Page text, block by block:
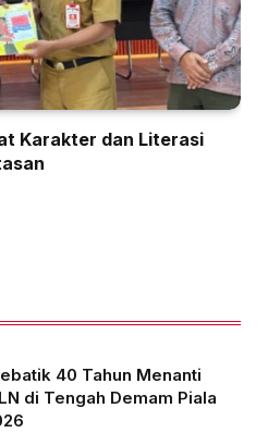
Karakter dan Literasi
40 Tahun Menanti
di Tengah Demam Piala